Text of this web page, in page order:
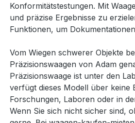
Konformitätstestungen. Mit
und präzise Ergebnisse zu
Funktionen, um
Vom Wiegen schwerer Objekte
Präzisionswaagen von Adam
Präzisionswaage ist unter den
verfügt dieses Modell über keine
Forschungen, Laboren oder in
Wenn Sie sich nicht sicher sind,